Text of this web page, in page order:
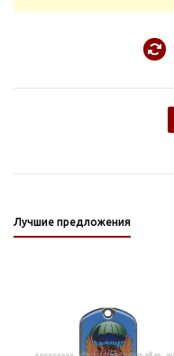
Лучшие предложения